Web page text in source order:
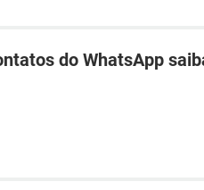
do WhatsApp